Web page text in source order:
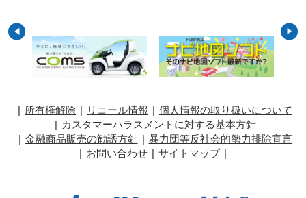
所有権解除 リコール情報
個人情報の取り扱いについて
カスタマーハラスメントに対する基本方針
金融商品販売の勧誘方針
暴力団等反社会的勢力排除宣言
お問い合わせ
サイトマップ